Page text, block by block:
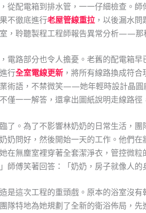
從配電箱到排水管，一一仔細檢查。
不徹底進行老屋管線重拉，以後漏水問
，聆聽製程工程師報告異常分析——那
電路部分也令人擔憂。老舊的配電箱
行全室電線更新，將所有線路換成符合
術語，不禁微笑——她年輕時設計晶圓
僅一一解答，還拿出圖紙說明走線路徑
了。為了不影響林奶奶的日常生活，
奶問好，然後開始一天的工作。他們
在無塵室裡穿著全套潔淨衣，管控微
師傅笑著回答：「奶奶，房子就像人
是這次工程的重頭戲。原本的浴室沒
隊特地為她規劃了全新的衛浴佈局，先